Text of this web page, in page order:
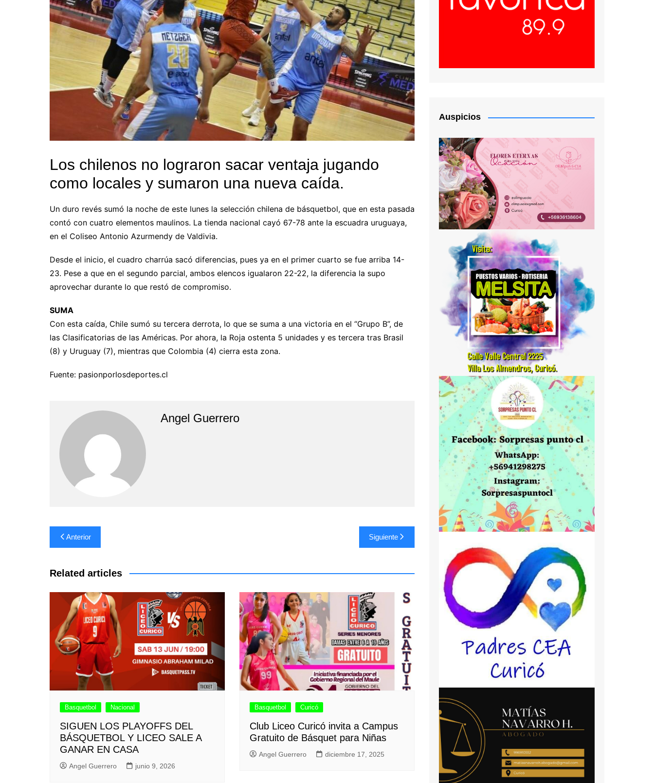
Los chilenos no lograron sacar ventaja jugando
como locales y sumaron una nueva caída.
Un duro revés sumó la noche de este lunes la selección chilena de básquetbol, que en esta pasada
contó con cuatro elementos maulinos. La tienda nacional cayó 67-78 ante la escuadra uruguaya,
en el Coliseo Antonio Azurmendy de Valdivia.
Desde el inicio, el cuadro charrúa sacó diferencias, pues ya en el primer cuarto se fue arriba 14-
23. Pese a que en el segundo parcial, ambos elencos igualaron 22-22, la diferencia la supo
aprovechar durante lo que restó de compromiso.
SUMA
Con esta caída, Chile sumó su tercera derrota, lo que se suma a una victoria en el “Grupo B”, de
las Clasificatorias de las Américas. Por ahora, la Roja ostenta 5 unidades y es tercera tras Brasil
(8) y Uruguay (7), mientras que Colombia (4) cierra esta zona.
Fuente: pasionporlosdeportes.cl
Angel Guerrero
Navegación
de
entradas
Anterior Siguiente
Related articles
Basquetbol Nacional
SIGUEN LOS PLAYOFFS DEL
BÁSQUETBOL Y LICEO SALE A
GANAR EN CASA
Angel Guerrero junio 9, 2026
Basquetbol Curicó
Club Liceo Curicó invita a Campus
Gratuito de Básquet para Niñas
Angel Guerrero diciembre 17, 2025
Auspicios